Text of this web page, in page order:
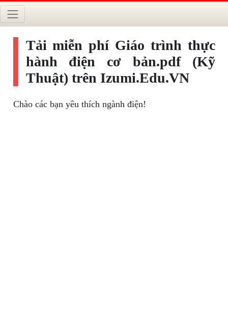
Tải miễn phí Giáo trình thực
hành điện cơ bản.pdf (Kỹ
Thuật) trên Izumi.Edu.VN
Chào các bạn yêu thích ngành điện!